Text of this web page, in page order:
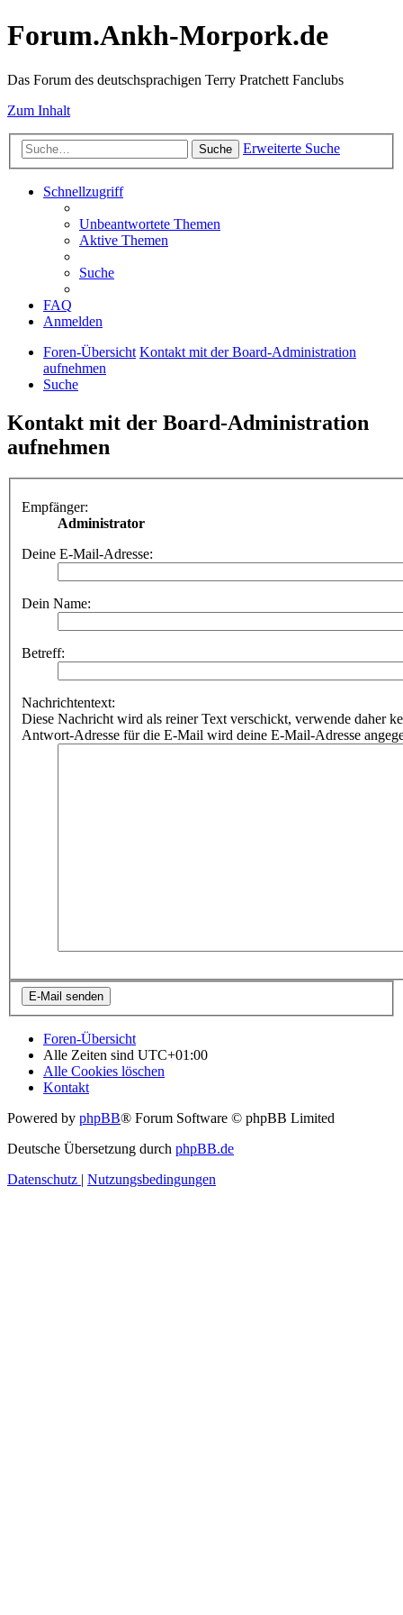
Forum.Ankh-Morpork.de
Das Forum des deutschsprachigen Terry Pratchett Fanclubs
Zum Inhalt
Suche Erweiterte Suche
Schnellzugriff
Unbeantwortete Themen
Aktive Themen
Suche
FAQ
Anmelden
Foren-Übersicht Kontakt mit der Board-Administration
aufnehmen
Suche
Kontakt mit der Board-Administration
aufnehmen
Empfänger:
Administrator
Deine E-Mail-Adresse:
Dein Name:
Betreff:
Nachrichtentext:
Diese Nachricht wird als reiner Text verschickt, verwende daher
Antwort-Adresse für die E-Mail wird deine E-Mail-Adresse
Foren-Übersicht
Alle Zeiten sind UTC+01:00
Alle Cookies löschen
Kontakt
Powered by phpBB® Forum Software © phpBB Limited
Deutsche Übersetzung durch phpBB.de
Datenschutz
Nutzungsbedingungen